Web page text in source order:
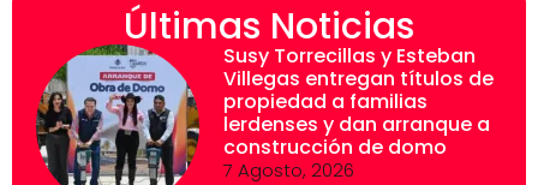
Últimas Noticias
Susy Torrecillas y Esteban
Villegas entregan títulos de
propiedad a familias
lerdenses y dan arranque a
construcción de domo
7 Agosto, 2026